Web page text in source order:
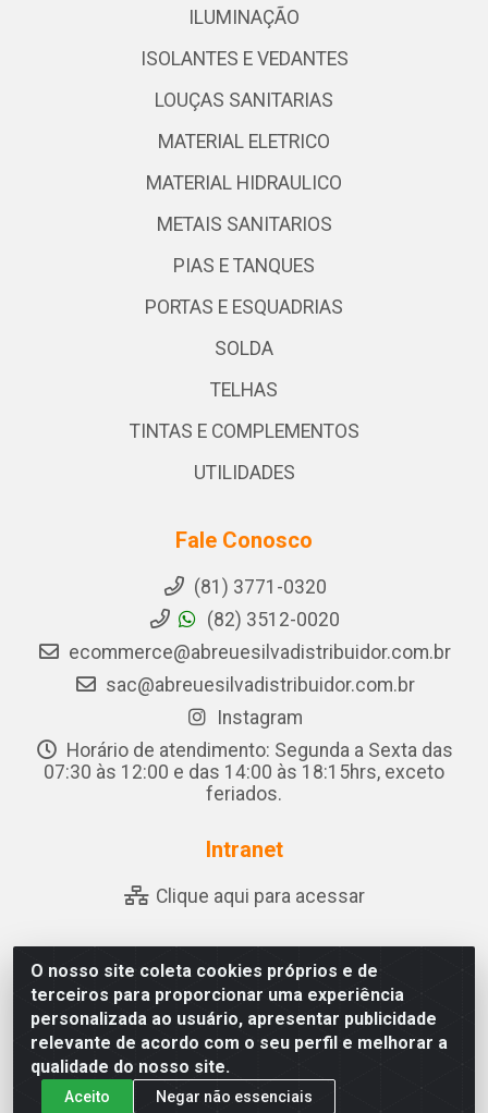
O nosso site coleta cookies próprios e de
terceiros para proporcionar uma experiência
personalizada ao usuário, apresentar publicidade
relevante de acordo com o seu perfil e melhorar a
qualidade do nosso site.
Aceito Negar não essenciais
ILUMINAÇÃO
ISOLANTES E VEDANTES
LOUÇAS SANITARIAS
MATERIAL ELETRICO
MATERIAL HIDRAULICO
METAIS SANITARIOS
PIAS E TANQUES
PORTAS E ESQUADRIAS
SOLDA
TELHAS
TINTAS E COMPLEMENTOS
UTILIDADES
Fale Conosco
(81) 3771-0320
(82) 3512-0020
ecommerce@abreuesilvadistribuidor.com.br
sac@abreuesilvadistribuidor.com.br
Instagram
Horário de atendimento: Segunda a Sexta das
07:30 às 12:00 e das 14:00 às 18:15hrs, exceto
feriados.
Intranet
Clique aqui para acessar
Abreu & Silva - Rua Padre Jose de Souza Leite, 265 - Ariado,
Olho D'Água das Flores/AL - CEP 57.442-000 - CNPJ
04.790.656/0001-06